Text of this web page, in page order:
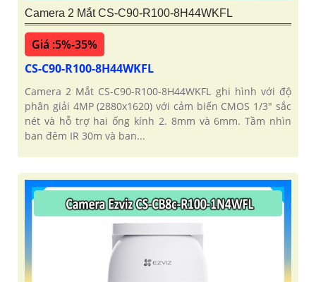
Camera 2 Mắt CS-C90-R100-8H44WKFL
Giá :5%-35%
CS-C90-R100-8H44WKFL
Camera 2 Mắt CS-C90-R100-8H44WKFL ghi hình với độ
phân giải 4MP (2880x1620) với cảm biến CMOS 1/3" sắc
nét và hỗ trợ hai ống kính 2. 8mm và 6mm. Tầm nhìn
ban đêm IR 30m và ban...